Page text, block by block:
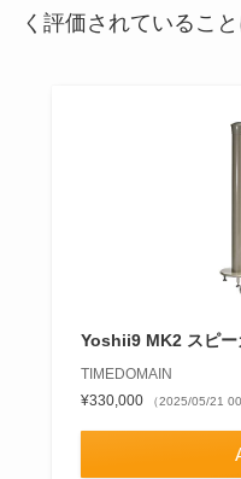
く評価されているこ
Yoshii9 MK2 スピー
TIMEDOMAIN
¥330,000
（2025/05/21